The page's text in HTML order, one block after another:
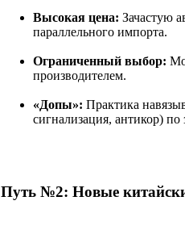
Высокая цена: Зачастую
параллельного импорта.
Ограниченный выбор:
производителем.
«Допы»: Практика
сигнализация, антикор)
Путь №2: Новые